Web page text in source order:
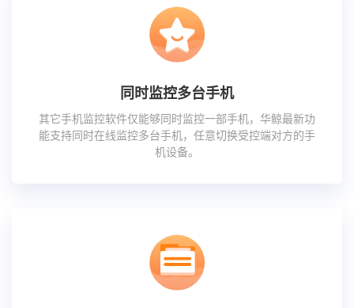
同时监控多台手机
其它手机监控软件仅能够同时监控一部手机，华鲸最新功
能支持同时在线监控多台手机，任意切换受控端对方的手
机设备。